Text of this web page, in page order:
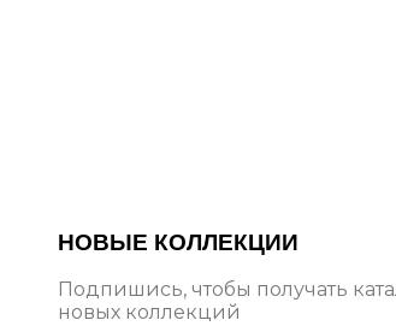
НОВЫЕ КОЛЛЕКЦИИ
Подпишись, чтобы получать
новых коллекций